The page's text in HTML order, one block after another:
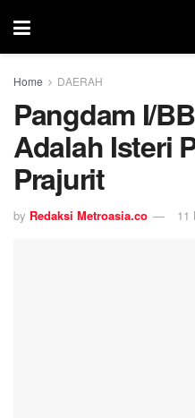
Home DAERAH
Pangdam I/
Adalah Isteri
Prajurit
by Redaksi Metroasia.co 11